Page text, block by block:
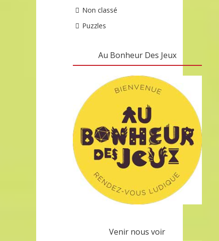
Non classé
Puzzles
Au Bonheur Des Jeux
Venir nous voir